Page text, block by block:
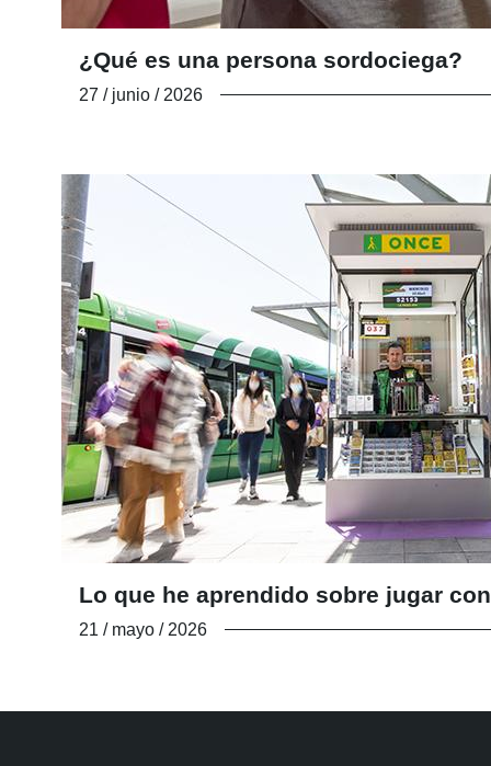
¿Qué es una persona sordociega?
27 / junio / 2026
Lo que he aprendido sobre jugar
21 / mayo / 2026